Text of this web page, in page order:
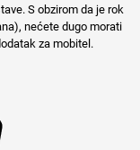
S obzirom da je rok
nećete dugo morati
za mobitel.